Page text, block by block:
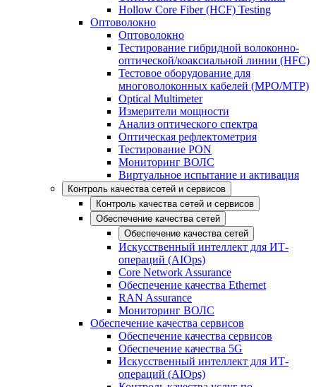
Hollow Core Fiber (HCF) Testing
Оптоволокно
Оптоволокно
Тестирование гибридной волоконно-
оптической/коаксиальной линии (HFC)
Тестовое оборудование для
многоволоконных кабелей (MPO/MTP)
Optical Multimeter
Измерители мощности
Анализ оптического спектра
Оптическая рефлектометрия
Тестирование PON
Мониторинг ВОЛС
Виртуальное испытание и активация
Контроль качества сетей и сервисов
Контроль качества сетей и сервисов
Обеспечение качества сетей
Обеспечение качества сетей
Искусственный интеллект для ИТ-
операций (AIOps)
Core Network Assurance
Обеспечение качества Ethernet
RAN Assurance
Мониторинг ВОЛС
Обеспечение качества сервисов
Обеспечение качества сервисов
Обеспечение качества 5G
Искусственный интеллект для ИТ-
операций (AIOps)